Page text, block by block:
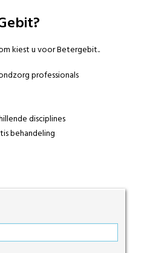
kiest u voor Betergebit..
professionals
disciplines
behandeling